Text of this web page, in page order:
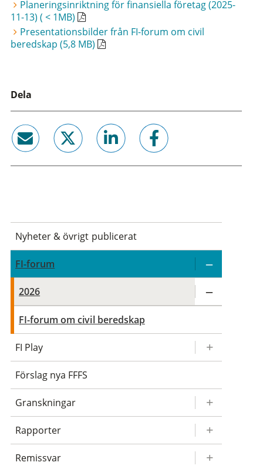
Planeringsinriktning för finansiella företag (2025-
11-13) ( < 1MB)
Presentationsbilder från FI-forum om civil
beredskap (5,8 MB)
Dela
Nyheter & övrigt publicerat
FI-forum
2026
FI-forum om civil beredskap
FI Play
Förslag nya FFFS
Granskningar
Rapporter
Remissvar